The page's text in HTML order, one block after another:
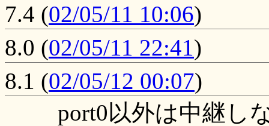
7.4 (02/05/11 10:06)
8.0 (02/05/11 22:41)
8.1 (02/05/12 00:07)
port0以外は中継し